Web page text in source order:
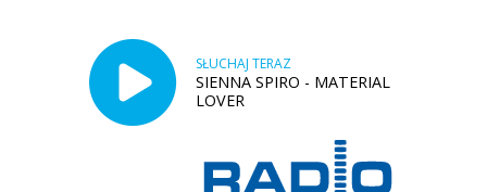
SŁUCHAJ TERAZ
SIENNA SPIRO - MATERIAL
LOVER